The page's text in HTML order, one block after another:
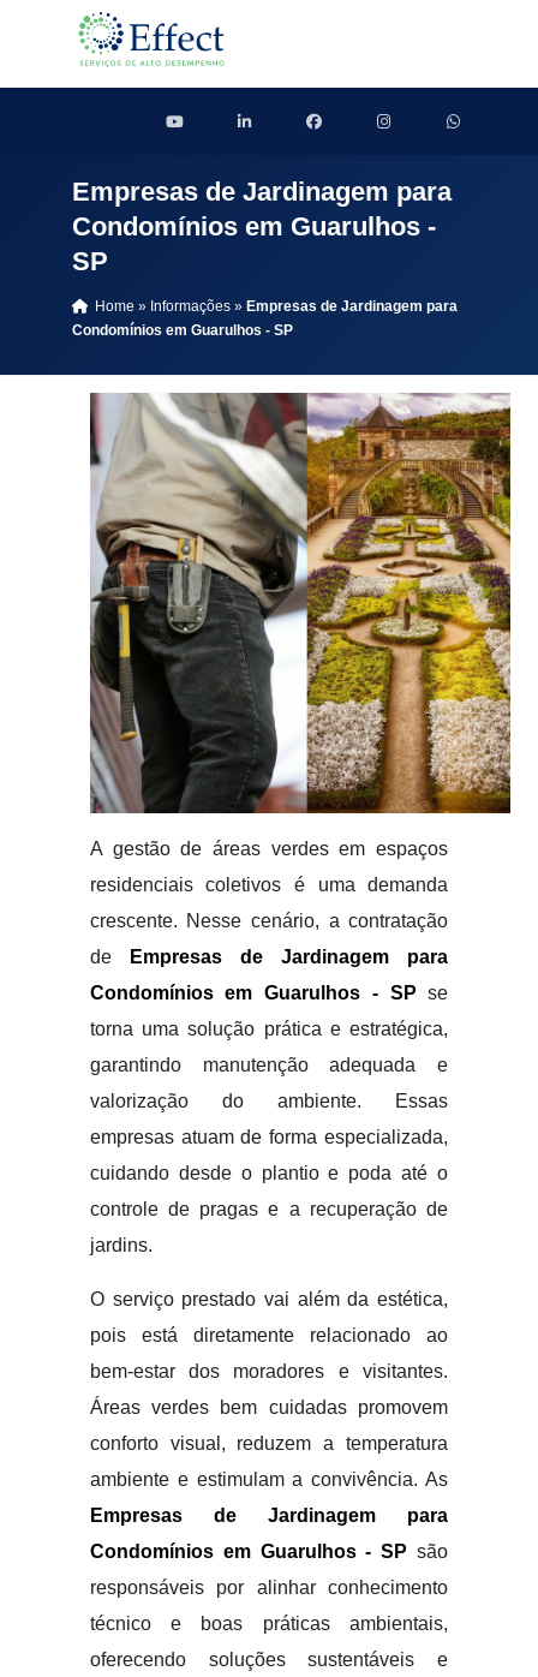
Empresas de Jardinagem para
Condomínios em Guarulhos -
SP
Home » Informações » Empresas de Jardinagem para
Condomínios em Guarulhos - SP
A gestão de áreas verdes em espaços
residenciais coletivos é uma demanda
crescente. Nesse cenário, a contratação
de
Empresas de Jardinagem para
Condomínios em Guarulhos - SP se
torna uma solução prática e estratégica,
garantindo manutenção adequada e
valorização do ambiente. Essas
empresas atuam de forma especializada,
cuidando desde o plantio e poda até o
controle de pragas e a recuperação de
jardins.
O serviço prestado vai além da estética,
pois está diretamente relacionado ao
bem-estar dos moradores e visitantes.
Áreas verdes bem cuidadas promovem
conforto visual, reduzem a temperatura
ambiente e estimulam a convivência. As
Empresas de Jardinagem para
Condomínios em Guarulhos - SP são
responsáveis por alinhar conhecimento
técnico e boas práticas ambientais,
oferecendo soluções sustentáveis e